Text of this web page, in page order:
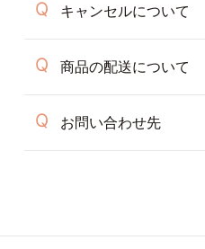
キャンセルについて
商品の配送について
お問い合わせ先